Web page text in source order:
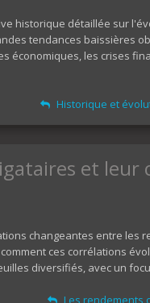
historique détaillée sur
tendances baissières
économiques, les crises
Historique et
et leur
changeantes entre les
ces corrélations
diversifiés, avec un
Les rendements